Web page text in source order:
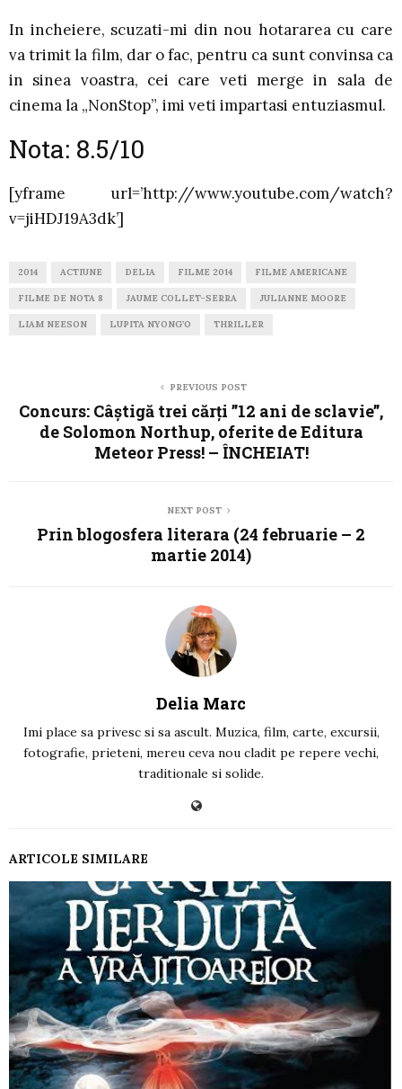
In incheiere, scuzati-mi din nou hotararea cu care
va trimit la film, dar o fac, pentru ca sunt convinsa ca
in sinea voastra, cei care veti merge in sala de
cinema la „NonStop”, imi veti impartasi entuziasmul.
Nota: 8.5/10
[yframe url=’http://www.youtube.com/watch?
v=jiHDJ19A3dk’]
2014 ACTIUNE DELIA FILME 2014 FILME AMERICANE
FILME DE NOTA 8 JAUME COLLET-SERRA JULIANNE MOORE
LIAM NEESON LUPITA NYONG’O THRILLER
PREVIOUS POST
Concurs: Câștigă trei cărți ”12 ani de sclavie”,
de Solomon Northup, oferite de Editura
Meteor Press! – ÎNCHEIAT!
NEXT POST
Prin blogosfera literara (24 februarie – 2
martie 2014)
Delia Marc
Imi place sa privesc si sa ascult. Muzica, film, carte, excursii,
fotografie, prieteni, mereu ceva nou cladit pe repere vechi,
traditionale si solide.
ARTICOLE SIMILARE